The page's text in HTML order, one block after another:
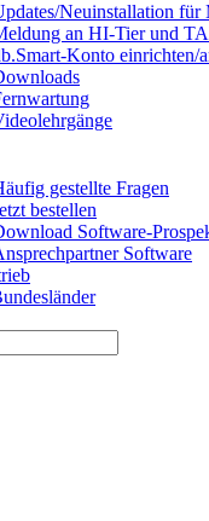
Neuinstallation für
an HI-Tier und
Konto einrichten/
gestellte Fragen
bestellen
Software-
Software